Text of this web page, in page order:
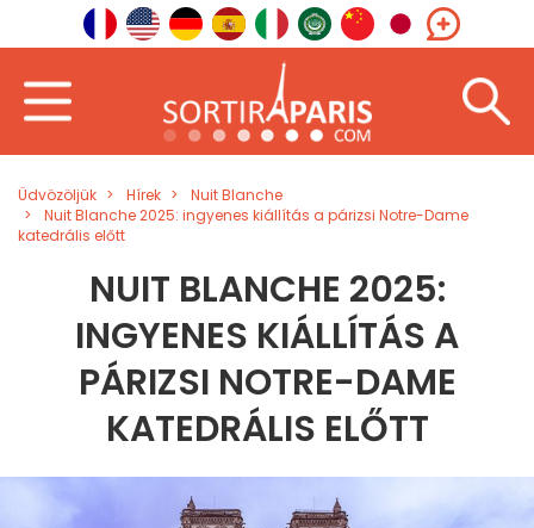
Üdvözöljük Hírek
Nuit Blanche
Nuit Blanche 2025: ingyenes kiállítás a párizsi Notre-Dame
katedrális előtt
NUIT BLANCHE 2025:
INGYENES KIÁLLÍTÁS A
PÁRIZSI NOTRE-DAME
KATEDRÁLIS ELŐTT